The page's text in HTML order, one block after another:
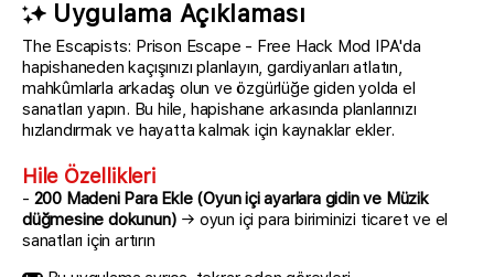
Uygulama Açıklaması
The Escapists: Prison Escape - Free Hack Mod IPA'da
hapishaneden kaçışınızı planlayın, gardiyanları atlatın,
mahkûmlarla arkadaş olun ve özgürlüğe giden yolda el
sanatları yapın. Bu hile, hapishane arkasında planlarınızı
hızlandırmak ve hayatta kalmak için kaynaklar ekler.
Hile Özellikleri
- 200 Madeni Para Ekle (Oyun içi ayarlara gidin ve Müzik
düğmesine dokunun) → oyun içi para biriminizi ticaret ve el
sanatları için artırın